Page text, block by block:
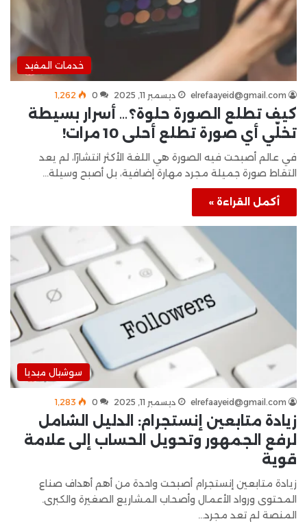
خدمات المفيد
elrefaayeid@gmail.com ديسمبر 11, 2025 0 1٬262
كيف تطلع الصورة حلوة؟… أسرار بسيطة
تخلّي أي صورة تطلع أحلى 10 مرات!
في عالم أصبحت فيه الصورة هي اللغة الأكثر انتشارًا، لم يعد
التقاط صورة جميلة مجرد مهارة إضافية، بل أصبح وسيلة…
أكمل القراءة »
سوشيال ميديا
elrefaayeid@gmail.com ديسمبر 11, 2025 0 1٬283
زيادة متابعين إنستجرام: الدليل الشامل
لرفع الجمهور وتحويل الحساب إلى علامة
قوية
زيادة متابعين إنستجرام أصبحت واحدة من أهم أهداف صناع
المحتوى ورواد الأعمال وأصحاب المشاريع الصغيرة والكبرى.
المنصة لم تعد مجرد…